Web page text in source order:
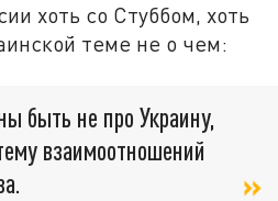
хоть со Стуббом, хоть
теме не о чем:
быть не про Украину,
взаимоотношений